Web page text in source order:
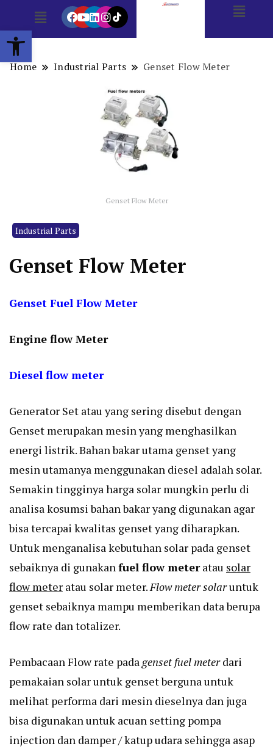
Open toolbar
Home Industrial Parts Genset Flow Meter
Genset Flow Meter
Industrial Parts
Genset Flow Meter
Genset Fuel Flow Meter
Engine flow Meter
Diesel flow meter
Generator Set atau yang sering disebut dengan
Genset merupakan mesin yang menghasilkan
energi listrik. Bahan bakar utama genset yang
mesin utamanya menggunakan diesel adalah solar.
Semakin tingginya harga solar mungkin perlu di
analisa kosumsi bahan bakar yang digunakan agar
bisa tercapai kwalitas genset yang diharapkan.
Untuk menganalisa kebutuhan solar pada genset
sebaiknya di gunakanfuel flow meteratau solar
flow meter atau solar meter.Flow meter solaruntuk
genset sebaiknya mampu memberikan data berupa
flow rate dan totalizer.
Pembacaan Flow rate padagenset fuel meterdari
pemakaian solar untuk genset berguna untuk
melihat performa dari mesin dieselnya dan juga
bisa digunakan untuk acuan setting pompa
injection dan damper / katup udara sehingga asap